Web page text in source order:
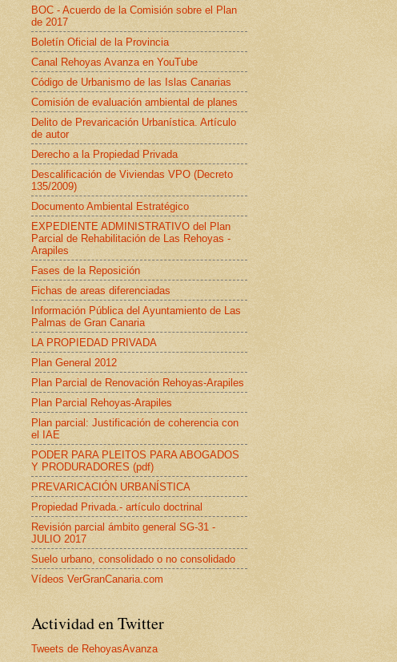
BOC - Acuerdo de la Comisión sobre el Plan
de 2017
Boletín Oficial de la Provincia
Canal Rehoyas Avanza en YouTube
Código de Urbanismo de las Islas Canarias
Comisión de evaluación ambiental de planes
Delito de Prevaricación Urbanística. Artículo
de autor
Derecho a la Propiedad Privada
Descalificación de Viviendas VPO (Decreto
135/2009)
Documento Ambiental Estratégico
EXPEDIENTE ADMINISTRATIVO del Plan
Parcial de Rehabilitación de Las Rehoyas -
Arapiles
Fases de la Reposición
Fichas de areas diferenciadas
Información Pública del Ayuntamiento de Las
Palmas de Gran Canaria
LA PROPIEDAD PRIVADA
Plan General 2012
Plan Parcial de Renovación Rehoyas-Arapiles
Plan Parcial Rehoyas-Arapiles
Plan parcial: Justificación de coherencia con
el IAE
PODER PARA PLEITOS PARA ABOGADOS
Y PRODURADORES (pdf)
PREVARICACIÓN URBANÍSTICA
Propiedad Privada.- artículo doctrinal
Revisión parcial ámbito general SG-31 -
JULIO 2017
Suelo urbano, consolidado o no consolidado
Vídeos VerGranCanaria.com
Actividad en Twitter
Tweets de RehoyasAvanza